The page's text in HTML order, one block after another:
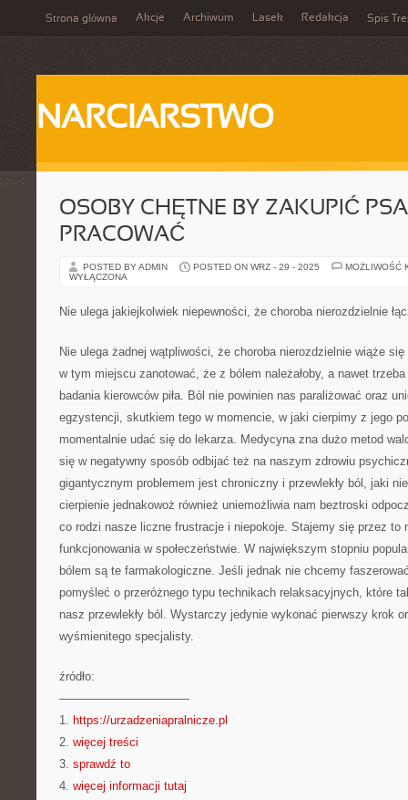
Strona główna Akcje Archiwum Lasek Redakcja Spis
NARCIARSTWO
OSOBY CHĘTNE BY ZAKUPIĆ
PRACOWAĆ
POSTED BY ADMIN POSTED ON WRZ - 29 - 2025
MOŻLIWOŚĆ
WYŁĄCZONA
Nie ulega jakiejkolwiek niepewności, że choroba nierozdzielnie
Nie ulega żadnej wątpliwości, że choroba nierozdzielnie wiąże
w tym miejscu zanotować, że z bólem należałoby, a nawet
badania kierowców piła. Ból nie powinien nas paraliżować oraz
egzystencji, skutkiem tego w momencie, w jaki cierpimy z jego
momentalnie udać się do lekarza. Medycyna zna dużo metod
się w negatywny sposób odbijać też na naszym zdrowiu
gigantycznym problemem jest chroniczny i przewlekły ból, jaki
cierpienie jednakowoż również uniemożliwia nam beztroski
co rodzi nasze liczne frustracje i niepokoje. Stajemy się przez to
funkcjonowania w społeczeństwie. W największym stopniu
bólem są te farmakologiczne. Jeśli jednak nie chcemy
pomyśleć o przeróżnego typu technikach relaksacyjnych, które
nasz przewlekły ból. Wystarczy jedynie wykonać pierwszy krok
wyśmienitego specjalisty.
źródło:
———————————
1. https://urzadzeniapralnicze.pl
2. więcej treści
3. sprawdź to
4. więcej informacji tutaj